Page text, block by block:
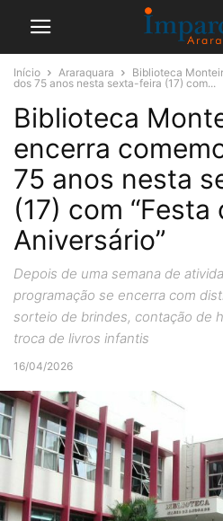
Início Araraquara
Biblioteca
dos 75 anos nesta sexta-feira (17) com...
Biblioteca
encerra
75 anos nesta
(17) com “Festa
Aniversário”
Depois de uma semana de
programação se encerra com
sorteio de brindes, contação de
troca de livros infantis
16/04/2026